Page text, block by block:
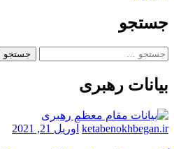
محبی
نژاد،
عضو
هیئت
شرکت
تعاونی
آرد
لنگرود
جستجو
جستجو
بیانات رهبری
ketabenokhbegan.ir آوریل 21, 2021